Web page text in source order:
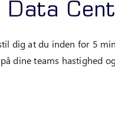
dig at du inden for 5
dine teams hastighed